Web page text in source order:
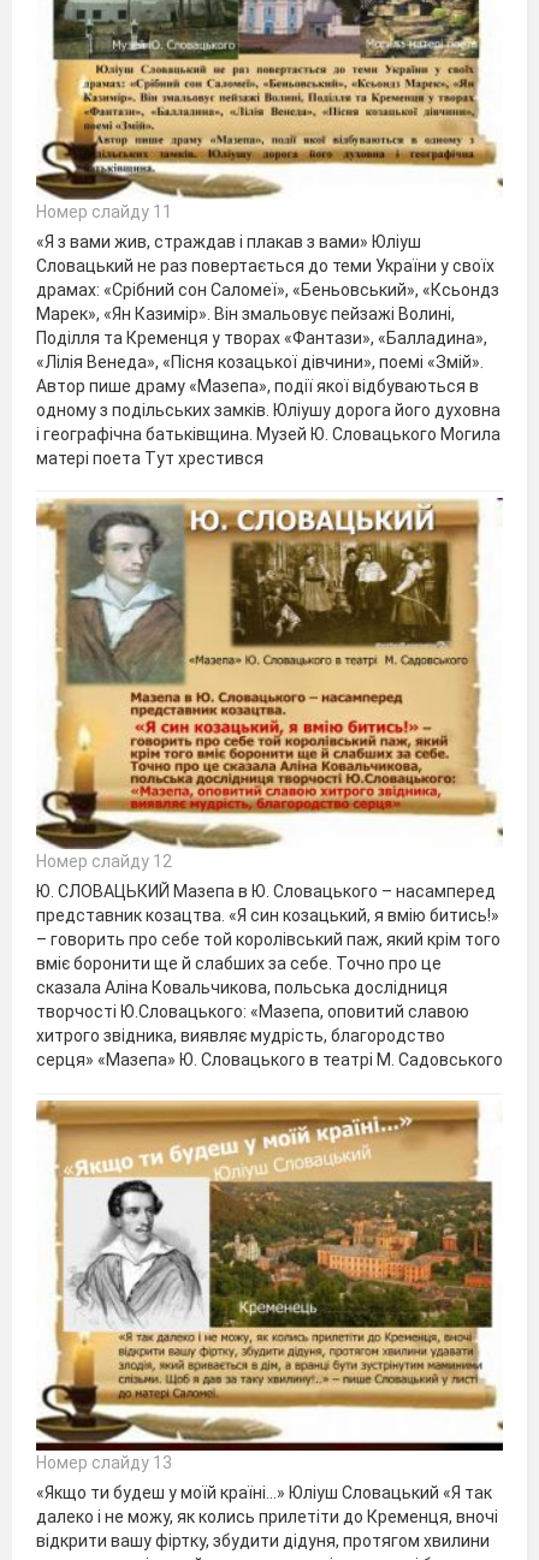
Номер слайду 11
«Я з вами жив, страждав і плакав з вами» Юліуш
Словацький не раз повертається до теми України у своїх
драмах: «Срібний сон Саломеї», «Беньовський», «Ксьондз
Марек», «Ян Казимір». Він змальовує пейзажі Волині,
Поділля та Кременця у творах «Фантази», «Балладина»,
«Лілія Венеда», «Пісня козацької дівчини», поемі «Змій».
Автор пише драму «Мазепа», події якої відбуваються в
одному з подільських замків. Юліушу дорога його духовна
і географічна батьківщина. Музей Ю. Словацького Могила
матері поета Тут хрестився
Номер слайду 12
Ю. СЛОВАЦЬКИЙ Мазепа в Ю. Словацького – насамперед
представник козацтва. «Я син козацький, я вмію битись!»
– говорить про себе той королівський паж, який крім того
вміє боронити ще й слабших за себе. Точно про це
сказала Аліна Ковальчикова, польська дослідниця
творчості Ю.Словацького: «Мазепа, оповитий славою
хитрого звідника, виявляє мудрість, благородство
серця» «Мазепа» Ю. Словацького в театрі М. Садовського
Номер слайду 13
«Якщо ти будеш у моїй країні...» Юліуш Словацький «Я так
далеко і не можу, як колись прилетіти до Кременця, вночі
відкрити вашу фіртку, збудити дідуня, протягом хвилини